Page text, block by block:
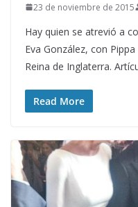
23 de noviembre de 2015
Hay quien se atrevió a
Eva González, con
Reina de Inglaterra.
Read More